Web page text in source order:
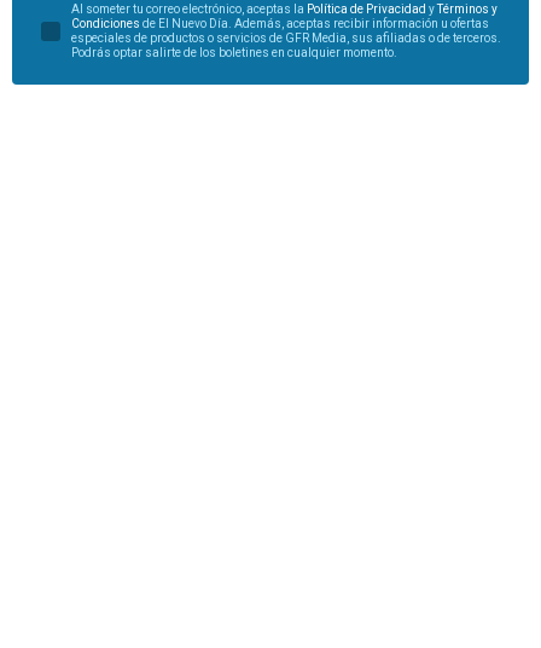
Al someter tu correo electrónico, aceptas la Política de Privacidad yTérminos y
Condiciones de El Nuevo Día. Además, aceptas recibir información u ofertas
especiales de productos o servicios de GFR Media, sus afiliadas o de terceros.
Podrás optar salirte de los boletines en cualquier momento.